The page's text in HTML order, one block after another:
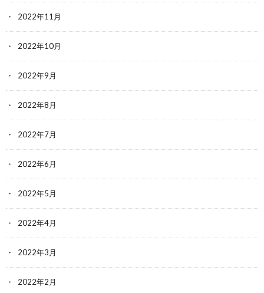
2022年11月
2022年10月
2022年9月
2022年8月
2022年7月
2022年6月
2022年5月
2022年4月
2022年3月
2022年2月